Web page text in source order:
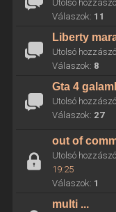
Utolsó
Válaszok: 11
Liberty
Utolsó
Válaszok: 8
Gta 4
Utolsó
Válaszok: 27
out of
Utolsó
19:25
Válaszok: 1
multi ...